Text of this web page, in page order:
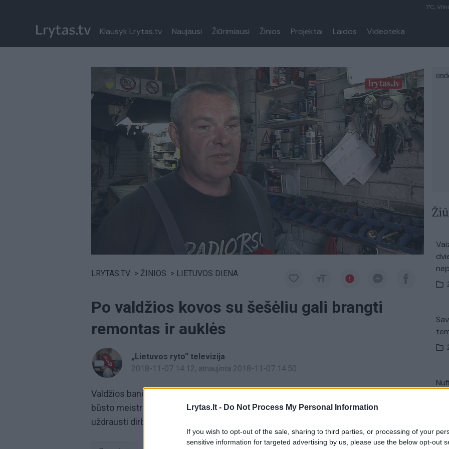
Lrytas.lt - Do Not Process My Personal Information
If you wish to opt-out of the sale, sharing to third parties, or processing of your
sensitive information for targeted advertising by us, please use the below opt-out
1°C,
Klausyk Lrytas.tv Naujausi Žiūrimiausi Žinios Projektai Laidos Videoteka
Paremkite Ukrainą
LRYTAS.TV > ŽINIOS > LIETUVOS DIENA
Po valdžios kovos su šešėliu gali brangti
remontas ir auklės
„Lietuvos ryto“ televizija
2018-11-07 14:12, atnaujinta 2018-11-07 14:50
Valdžios bandymai mažinti šešėlinę ekonomiką gali gerokai pabranginti automobilių,
būsto meistrų ir auklių paslaugas. Finansų ministerija siūlo meistrams irauklėms
uždrausti dirbti su verslo liudijimais.
V.